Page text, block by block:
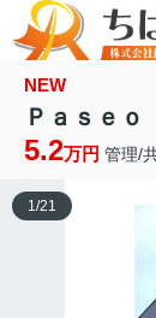
NEW
Ｐａｓｅ
5.2万円 管理/
1/21